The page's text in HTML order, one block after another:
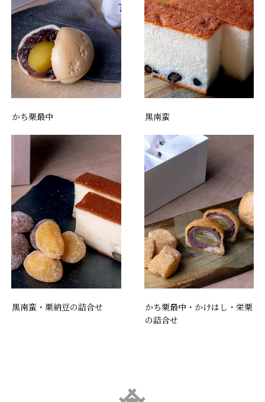
かち栗最中 黒南蛮
黒南蛮・栗納豆の詰合せ
かち栗最中・かけはし・栄栗
の詰合せ